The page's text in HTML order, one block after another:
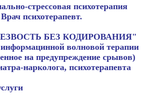
стрессовая психотерапия
психотерапевт.
БЕЗ КОДИРОВАНИЯ"
волновой терапии
на предупреждение срывов)
нарколога, психотерапевта